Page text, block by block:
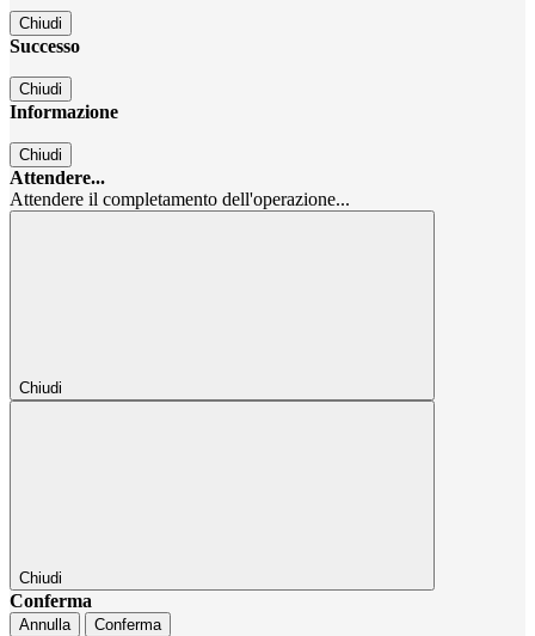
Chiudi
Successo
Chiudi
Informazione
Chiudi
Attendere...
Attendere il completamento dell'operazione...
Chiudi
Chiudi
Conferma
Annulla Conferma